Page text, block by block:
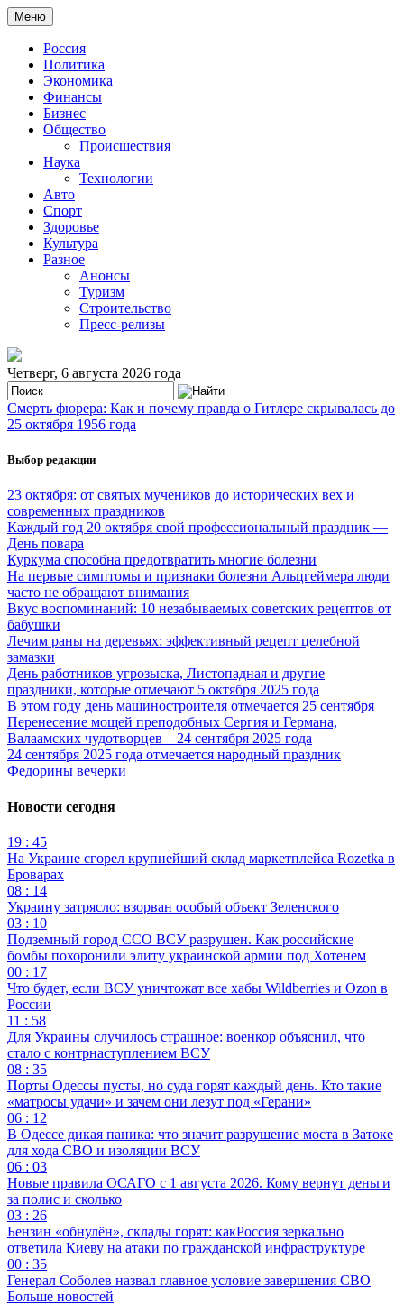
Меню
Россия
Политика
Экономика
Финансы
Бизнес
Общество
Происшествия
Наука
Технологии
Авто
Спорт
Здоровье
Культура
Разное
Анонсы
Туризм
Строительство
Пресс-релизы
Четверг, 6 августа 2026 года
Смерть фюрера: Как и почему правда о Гитлере скрывалась до
25 октября 1956 года
Выбор редакции
23 октября: от святых мучеников до исторических вех и
современных праздников
Каждый год 20 октября свой профессиональный праздник —
День повара
Куркума способна предотвратить многие болезни
На первые симптомы и признаки болезни Альцгеймера люди
часто не обращают внимания
Вкус воспоминаний: 10 незабываемых советских рецептов от
бабушки
Лечим раны на деревьях: эффективный рецепт целебной
замазки
День работников угрозыска, Листопадная и другие
праздники, которые отмечают 5 октября 2025 года
В этом году день машиностроителя отмечается 25 сентября
Перенесение мощей преподобных Сергия и Германа,
Валаамских чудотворцев – 24 сентября 2025 года
24 сентября 2025 года отмечается народный праздник
Федорины вечерки
Новости сегодня
19 : 45
На Украине сгорел крупнейший склад маркетплейса Rozetka в
Броварах
08 : 14
Украину затрясло: взорван особый объект Зеленского
03 : 10
Подземный город ССО ВСУ разрушен. Как российские
бомбы похоронили элиту украинской армии под Хотенем
00 : 17
Что будет, если ВСУ уничтожат все хабы Wildberries и Ozon в
России
11 : 58
Для Украины случилось страшное: военкор объяснил, что
стало с контрнаступлением ВСУ
08 : 35
Порты Одессы пусты, но суда горят каждый день. Кто такие
«матросы удачи» и зачем они лезут под «Герани»
06 : 12
В Одессе дикая паника: что значит разрушение моста в Затоке
для хода СВО и изоляции ВСУ
06 : 03
Новые правила ОСАГО с 1 августа 2026. Кому вернут деньги
за полис и сколько
03 : 26
Бензин «обнулён», склады горят: какРоссия зеркально
ответила Киеву на атаки по гражданской инфраструктуре
00 : 35
Генерал Соболев назвал главное условие завершения СВО
Больше новостей